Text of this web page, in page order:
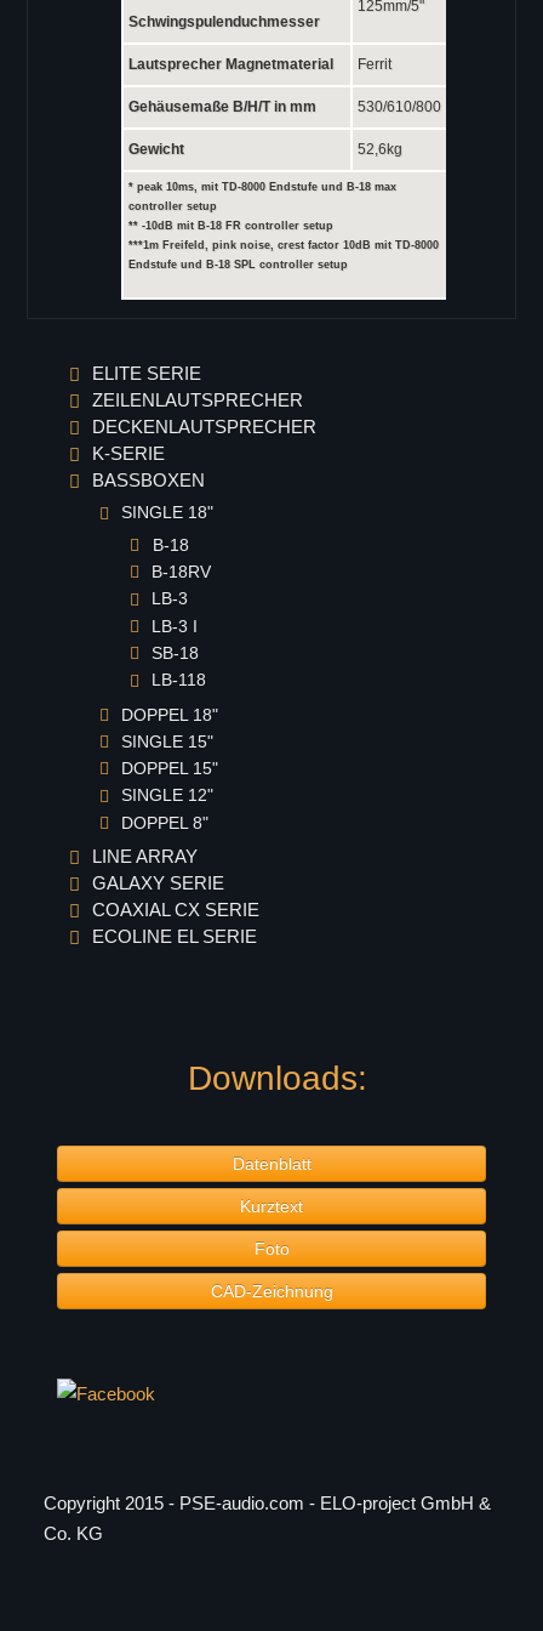
EL-26
EL-8
EL-10
EL-12
EL-15
DOWNLOADS
VERTRIEB
Schwingspulenduchmesser
125mm/5"
Lautsprecher Magnetmaterial Ferrit
Gehäusemaße B/H/T in mm 530/610/800
Gewicht 52,6kg
* peak 10ms, mit TD-8000 Endstufe und B-18 max
controller setup
** -10dB mit B-18 FR controller setup
***1m Freifeld, pink noise, crest factor 10dB mit TD-8000
Endstufe und B-18 SPL controller setup
ELITE SERIE
ZEILENLAUTSPRECHER
DECKENLAUTSPRECHER
K-SERIE
BASSBOXEN
SINGLE 18"
B-18
B-18RV
LB-3
LB-3 I
SB-18
LB-118
DOPPEL 18"
SINGLE 15"
DOPPEL 15"
SINGLE 12"
DOPPEL 8"
LINE ARRAY
GALAXY SERIE
COAXIAL CX SERIE
ECOLINE EL SERIE
Downloads:
Datenblatt
Kurztext
Foto
CAD-Zeichnung
Copyright 2015 - PSE-audio.com - ELO-project GmbH &
Co. KG